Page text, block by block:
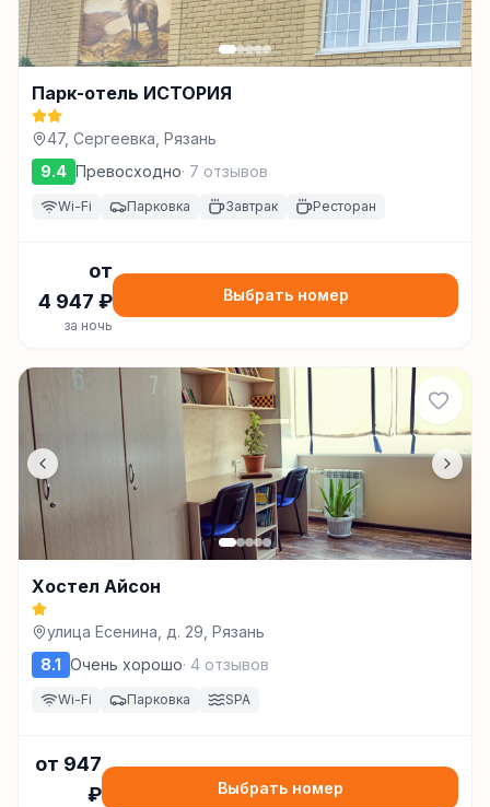
Парк-отель ИСТОРИЯ
47, Сергеевка, Рязань
9.4 Превосходно· 7 отзывов
Wi-Fi Парковка Завтрак Ресторан
от
4 947 ₽
за ночь
Выбрать номер
Хостел Айсон
улица Есенина, д. 29, Рязань
8.1 Очень хорошо· 4 отзывов
Wi-Fi Парковка SPA
от 947
₽
Выбрать номер